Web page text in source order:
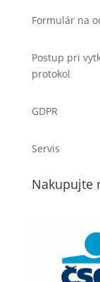
Formulár na
Postup pri
protokol
GDPR
Servis
Nakupujte